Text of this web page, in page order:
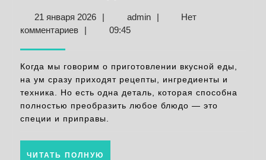
приправы:
улучшения
вкуса
ваших
21 января 202621
января
| adminadmin
|
Нет
комментариев
| 09:45
Когда мы говорим о приготовлении вкусной еды,
на ум сразу приходят рецепты, ингредиенты и
техника. Но есть одна деталь, которая способна
полностью преобразить любое блюдо — это
специи и приправы.
ЧИТАТЬ ПОЛНУЮ